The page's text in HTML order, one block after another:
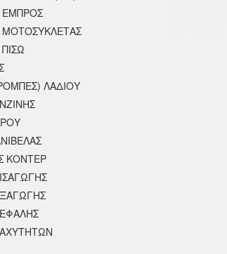
ΕΜΠΡΟΣ
ΜΟΤΟΣΥΚΛΈΤΑΣ
ΛΑΔΙΟΥ
ΚΟΝΤΕΡ